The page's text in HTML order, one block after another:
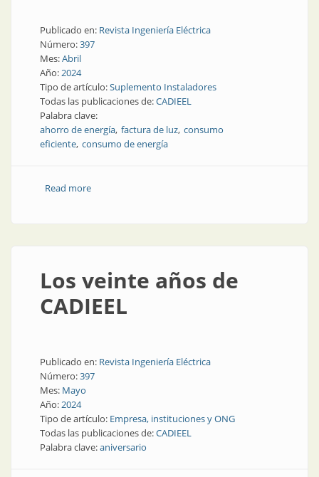
Publicado en: Revista Ingeniería Eléctrica
Número:397
Mes:Abril
Año:2024
Tipo de artículo:Suplemento Instaladores
Todas las publicaciones de:CADIEEL
Palabra clave:
ahorro de energía factura de luz consumo
eficiente consumo de energía
Read moreabout Optimizar el consumo de energía es la clave
Los veinte años de
CADIEEL
Publicado en: Revista Ingeniería Eléctrica
Número:397
Mes: Mayo
Año:2024
Tipo de artículo: Empresa, instituciones y ONG
Todas las publicaciones de:CADIEEL
Palabra clave:aniversario